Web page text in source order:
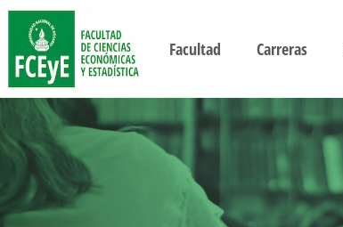
Facultad Carreras